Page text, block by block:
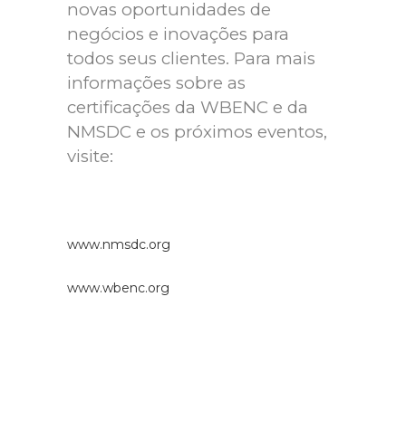
novas oportunidades de
negócios e inovações para
todos seus clientes. Para mais
informações sobre as
certificações da WBENC e da
NMSDC e os próximos eventos,
visite:
www.nmsdc.org
www.wbenc.org